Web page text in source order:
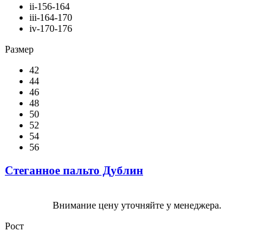
ii-156-164
iii-164-170
iv-170-176
Размер
42
44
46
48
50
52
54
56
Стеганное пальто Дублин
Внимание цену уточняйте у менеджера.
Рост